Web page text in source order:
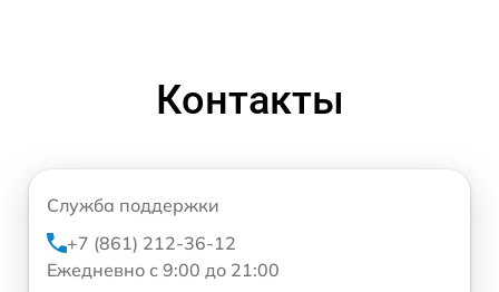
Контакты
Служба поддержки
+7 (861) 212-36-12
Ежедневно с 9:00 до 21:00